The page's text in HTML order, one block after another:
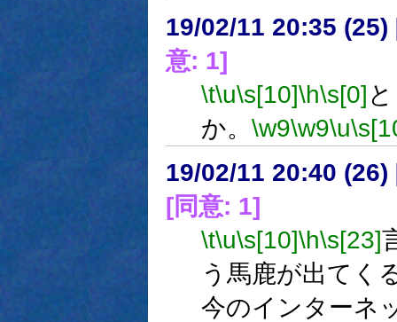
19/02/11 20:35 (25)
意: 1]
\t\u\s[10]\h\s[0]
か。 \w9\w9\u
19/02/11 20:40 (26)
[同意: 1]
\t\u\s[10]\h\s[23]
う馬鹿が出てく
今のインターネ